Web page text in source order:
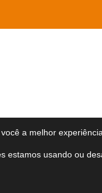
a melhor
estamos usando ou
GDPR Cookie Banner